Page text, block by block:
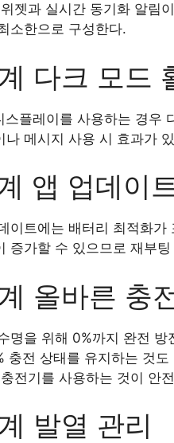
젯과 실시간 동기화 알림
소한으로 구성한다.
다크 모드
스플레이를 사용하는 경우
나 메시지 사용 시 효과가
앱 업데이
이트에는 배터리 최적화
증가할 수 있으므로 재부
올바른 충
명을 위해 0%까지 완전
충전 상태를 유지하는 것
전기를 사용하는 것이 안
발열 관리